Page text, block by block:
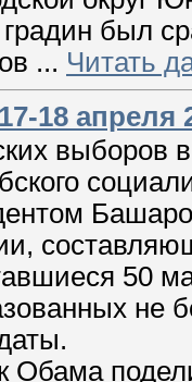
был
... Читать
18 апреля
выборов
50
не